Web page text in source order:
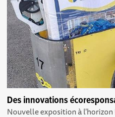
Des innovations
Nouvelle exposition à l'horizon